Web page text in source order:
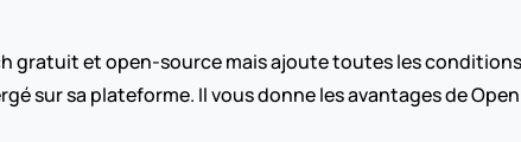
gratuit et open-source mais ajoute toutes les
sur sa plateforme. Il vous donne les avantages de